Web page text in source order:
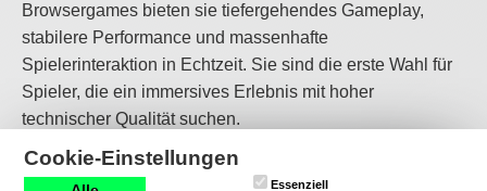
Browsergames bieten sie tiefergehendes Gameplay,
stabilere Performance und massenhafte
Spielerinteraktion in Echtzeit. Sie sind die erste Wahl für
Spieler, die ein immersives Erlebnis mit hoher
technischer Qualität suchen.
Hacker-Download-MMOs
Cookie-Einstellungen
Essenziell